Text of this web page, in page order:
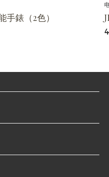
手錶（2色）